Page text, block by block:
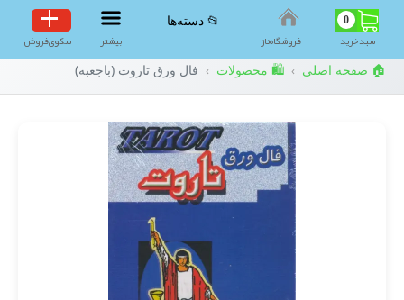
0
سبد‌خرید فروشگاه‌ناز
📂 دسته‌ها
بیشتر سکوی‌فروش
🏠 صفحه اصلی › 🛍️ محصولات › فال ورق تاروت (باجعبه)